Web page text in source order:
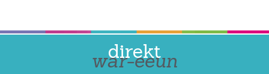
direkt
war-eeun